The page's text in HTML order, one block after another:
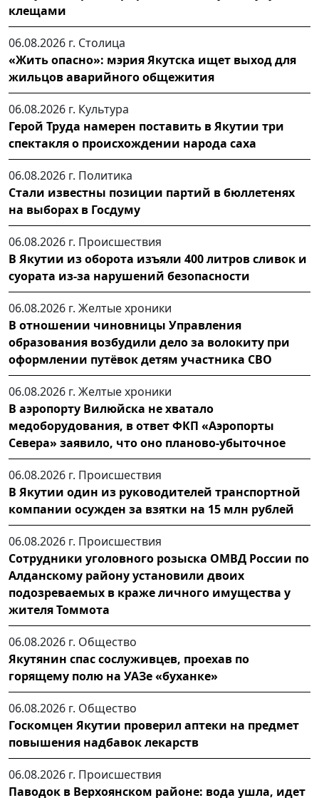
клещами
06.08.2026 г. Столица
«Жить опасно»: мэрия Якутска ищет выход для
жильцов аварийного общежития
06.08.2026 г. Культура
Герой Труда намерен поставить в Якутии три
спектакля о происхождении народа саха
06.08.2026 г. Политика
Стали известны позиции партий в бюллетенях
на выборах в Госдуму
06.08.2026 г. Происшествия
В Якутии из оборота изъяли 400 литров сливок и
суората из-за нарушений безопасности
06.08.2026 г. Желтые хроники
В отношении чиновницы Управления
образования возбудили дело за волокиту при
оформлении путёвок детям участника СВО
06.08.2026 г. Желтые хроники
В аэропорту Вилюйска не хватало
медоборудования, в ответ ФКП «Аэропорты
Севера» заявило, что оно планово-убыточное
06.08.2026 г. Происшествия
В Якутии один из руководителей транспортной
компании осужден за взятки на 15 млн рублей
06.08.2026 г. Происшествия
Сотрудники уголовного розыска ОМВД России по
Алданскому району установили двоих
подозреваемых в краже личного имущества у
жителя Томмота
06.08.2026 г. Общество
Якутянин спас сослуживцев, проехав по
горящему полю на УАЗе «буханке»
06.08.2026 г. Общество
Госкомцен Якутии проверил аптеки на предмет
повышения надбавок лекарств
06.08.2026 г. Происшествия
Паводок в Верхоянском районе: вода ушла, идет